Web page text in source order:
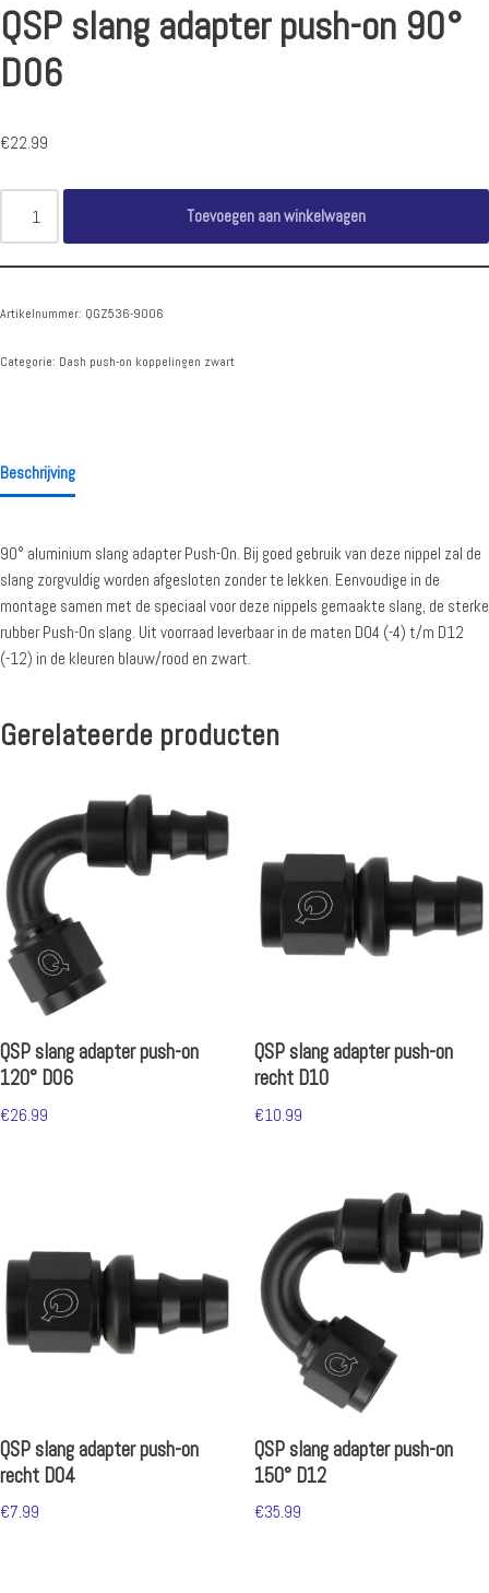
QSP slang adapter push-on 90°
D06
€22.99
Toevoegen aan winkelwagen
Artikelnummer: QGZ536-9006
Categorie: Dash push-on koppelingen zwart
Beschrijving
90° aluminium slang adapter Push-On. Bij goed gebruik van deze nippel zal de
slang zorgvuldig worden afgesloten zonder te lekken. Eenvoudige in de
montage samen met de speciaal voor deze nippels gemaakte slang, de sterke
rubber Push-On slang. Uit voorraad leverbaar in de maten D04 (-4) t/m D12
(-12) in de kleuren blauw/rood en zwart.
Gerelateerde producten
QSP slang adapter push-on
120° D06
€26.99
QSP slang adapter push-on
recht D10
€10.99
QSP slang adapter push-on
recht D04
€7.99
QSP slang adapter push-on
150° D12
€35.99